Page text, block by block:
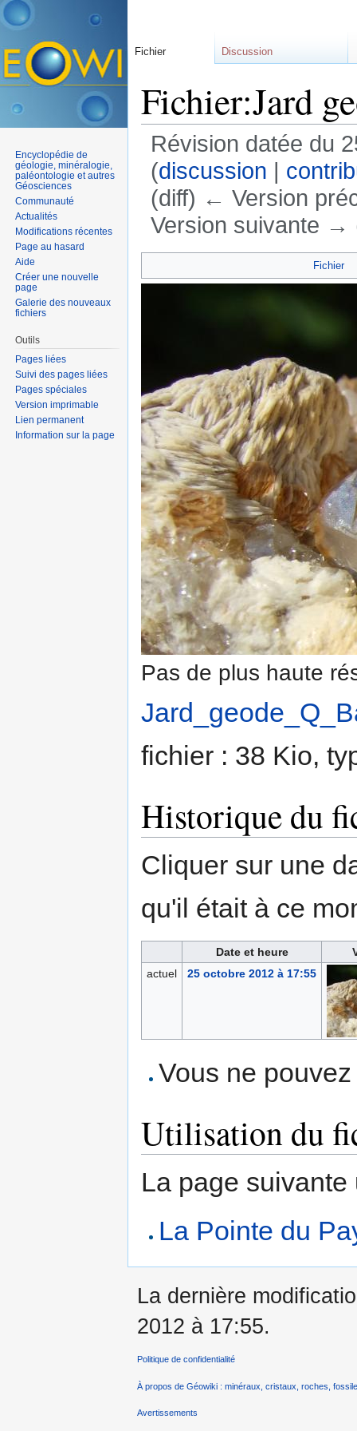
Fichier:Jard
Révision datée du
(discussion |
(diff) ← Version
Version suivante →
Fichier
Pas de plus haute
fichier : 38 Kio,
Historique du
Cliquer sur une
qu'il était à ce
Date et heure
actuel
25 octobre 2012 à 17:55
Vous ne
Utilisation du
La page
La Pointe du
Fichier Discussion
Encyclopédie de
géologie, minéralogie,
paléontologie et autres
Géosciences
Communauté
Actualités
Modifications récentes
Page au hasard
Aide
Créer une nouvelle
page
Galerie des nouveaux
fichiers
Outils
Pages liées
Suivi des pages liées
Pages spéciales
Version imprimable
Lien permanent
Information sur la page
La dernière
2012 à 17:55.
Politique de confidentialité
À propos de Géowiki : minéraux, cristaux, roches,
Avertissements